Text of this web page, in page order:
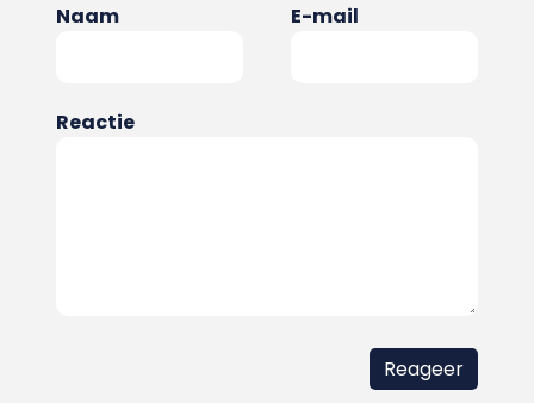
Naam E-mail
Reactie